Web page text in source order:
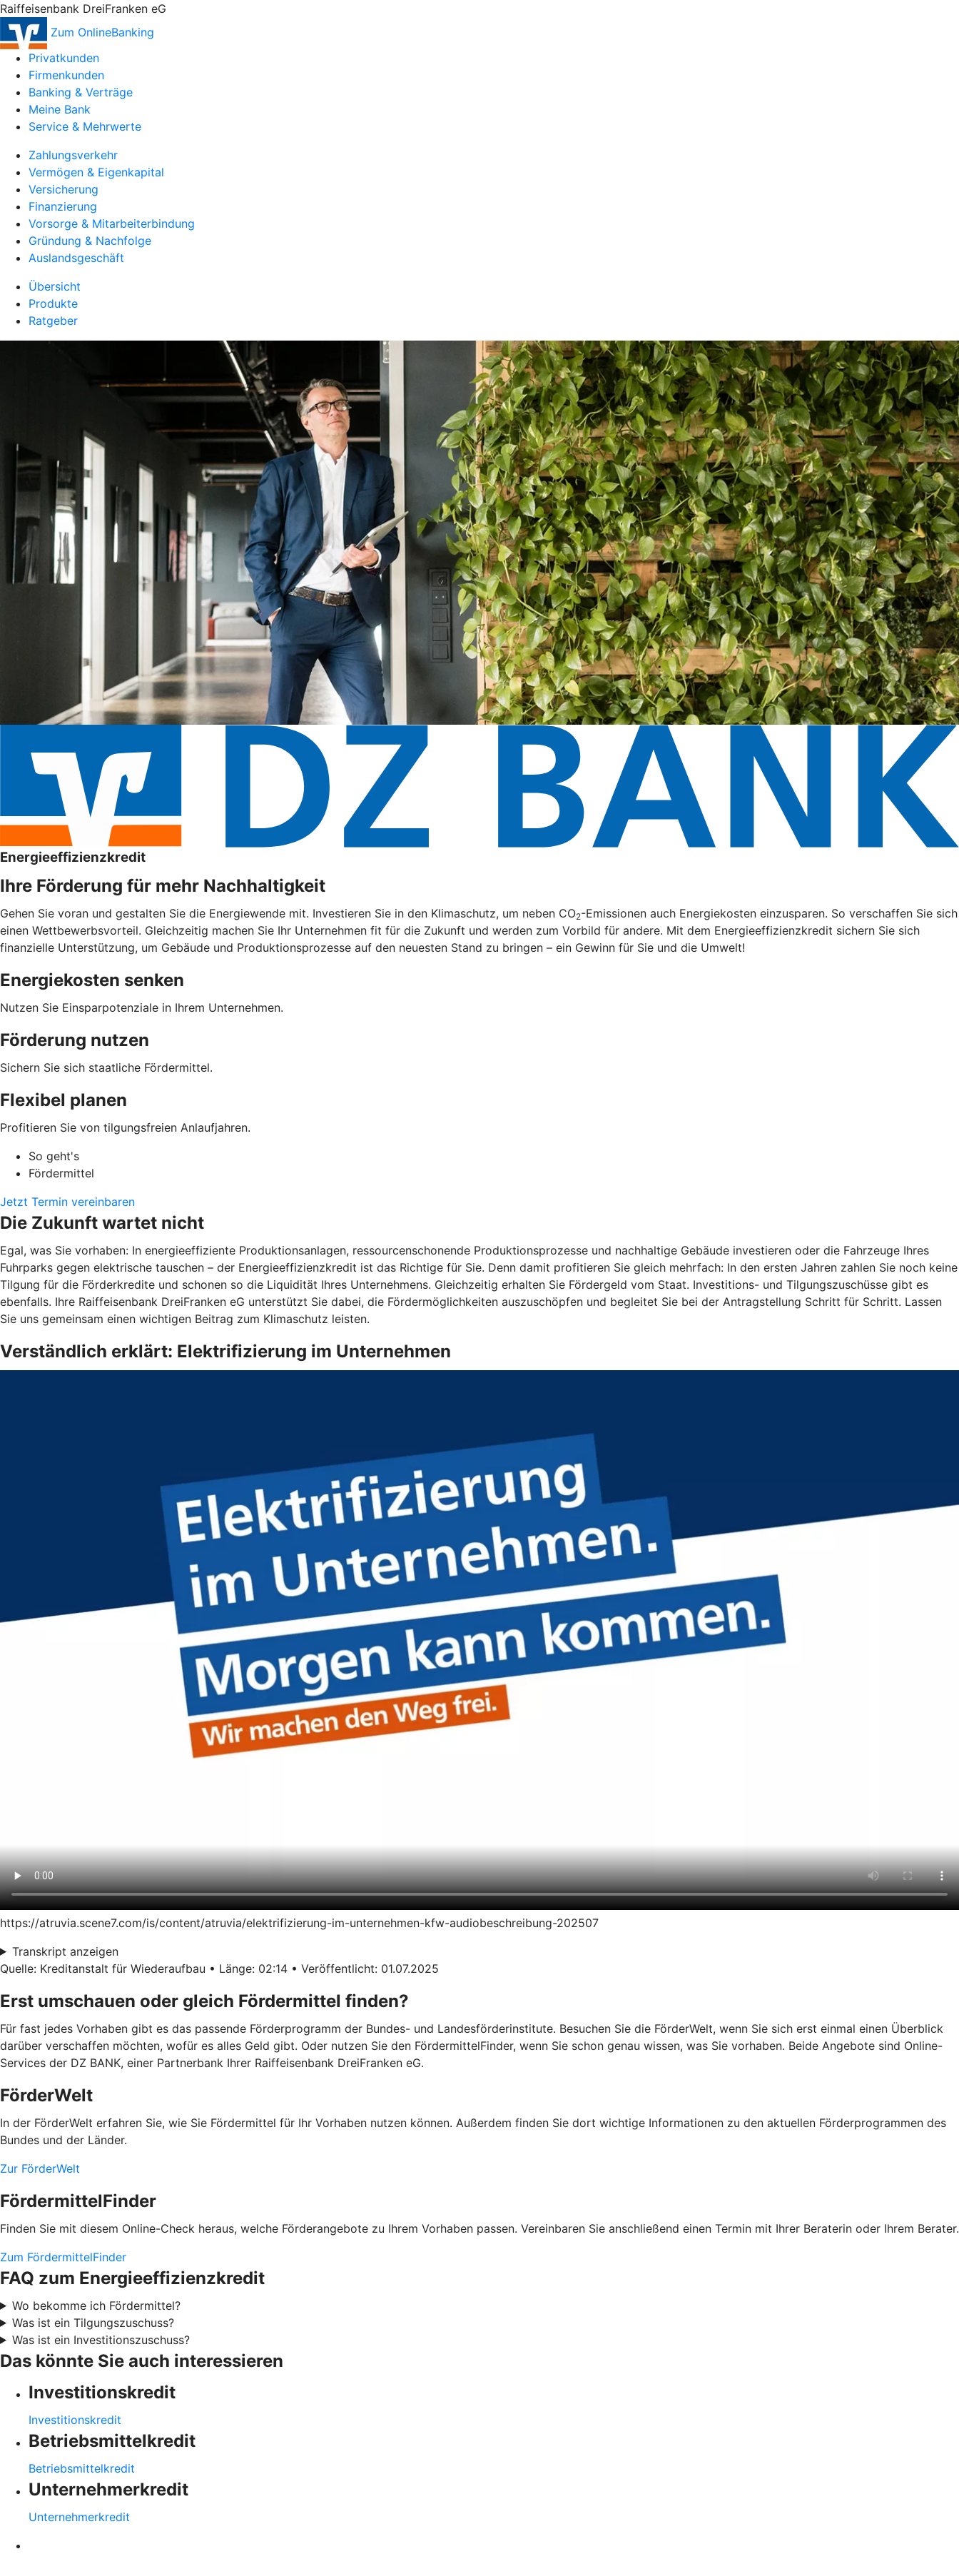
Raiffeisenbank DreiFranken eG
Zum OnlineBanking
Privatkunden
Firmenkunden
Banking & Verträge
Meine Bank
Service & Mehrwerte
Zahlungsverkehr
Vermögen & Eigenkapital
Versicherung
Finanzierung
Vorsorge & Mitarbeiterbindung
Gründung & Nachfolge
Auslandsgeschäft
Übersicht
Produkte
Ratgeber
Energieeffizienzkredit
Ihre Förderung für mehr Nachhaltigkeit
Gehen Sie voran und gestalten Sie die Energiewende mit. Investieren Sie in den Klimaschutz, um neben CO2-Emissionen auch Energiekosten einzusparen. So verschaffen Sie sich
einen Wettbewerbsvorteil. Gleichzeitig machen Sie Ihr Unternehmen fit für die Zukunft und werden zum Vorbild für andere. Mit dem Energieeffizienzkredit sichern Sie sich
finanzielle Unterstützung, um Gebäude und Produktionsprozesse auf den neuesten Stand zu bringen – ein Gewinn für Sie und die Umwelt!
Energiekosten senken
Nutzen Sie Einsparpotenziale in Ihrem Unternehmen.
Förderung nutzen
Sichern Sie sich staatliche Fördermittel.
Flexibel planen
Profitieren Sie von tilgungsfreien Anlaufjahren.
So geht's
Fördermittel
Jetzt Termin vereinbaren
Die Zukunft wartet nicht
Egal, was Sie vorhaben: In energieeffiziente Produktionsanlagen, ressourcenschonende Produktionsprozesse und nachhaltige Gebäude investieren oder die Fahrzeuge Ihres
Fuhrparks gegen elektrische tauschen – der Energieeffizienzkredit ist das Richtige für Sie. Denn damit profitieren Sie gleich mehrfach: In den ersten Jahren zahlen Sie noch keine
Tilgung für die Förderkredite und schonen so die Liquidität Ihres Unternehmens. Gleichzeitig erhalten Sie Fördergeld vom Staat. Investitions- und Tilgungszuschüsse gibt es
ebenfalls. Ihre Raiffeisenbank DreiFranken eG unterstützt Sie dabei, die Fördermöglichkeiten auszuschöpfen und begleitet Sie bei der Antragstellung Schritt für Schritt. Lassen
Sie uns gemeinsam einen wichtigen Beitrag zum Klimaschutz leisten.
Verständlich erklärt: Elektrifizierung im Unternehmen
https://atruvia.scene7.com/is/content/atruvia/elektrifizierung-im-unternehmen-kfw-audiobeschreibung-202507
Transkript anzeigen
Quelle: Kreditanstalt für Wiederaufbau • Länge: 02:14 • Veröffentlicht: 01.07.2025
Erst umschauen oder gleich Fördermittel finden?
Für fast jedes Vorhaben gibt es das passende Förderprogramm der Bundes- und Landesförderinstitute. Besuchen Sie die FörderWelt, wenn Sie sich erst einmal einen Überblick
darüber verschaffen möchten, wofür es alles Geld gibt. Oder nutzen Sie den FördermittelFinder, wenn Sie schon genau wissen, was Sie vorhaben. Beide Angebote sind Online-
Services der DZ BANK, einer Partnerbank Ihrer Raiffeisenbank DreiFranken eG.
FörderWelt
In der FörderWelt erfahren Sie, wie Sie Fördermittel für Ihr Vorhaben nutzen können. Außerdem finden Sie dort wichtige Informationen zu den aktuellen Förderprogrammen des
Bundes und der Länder.
Zur FörderWelt
FördermittelFinder
Finden Sie mit diesem Online-Check heraus, welche Förderangebote zu Ihrem Vorhaben passen. Vereinbaren Sie anschließend einen Termin mit Ihrer Beraterin oder Ihrem Berater.
Zum FördermittelFinder
FAQ zum Energieeffizienzkredit
Wo bekomme ich Fördermittel?
Was ist ein Tilgungszuschuss?
Was ist ein Investitionszuschuss?
Das könnte Sie auch interessieren
Investitionskredit
Investitionskredit
Betriebsmittelkredit
Betriebsmittelkredit
Unternehmerkredit
Unternehmerkredit